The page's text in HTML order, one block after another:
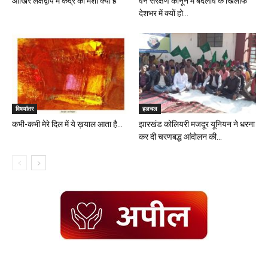
देशभर में क्यों हो...
विषयांतर
कभी-कभी मेरे दिल में ये ख़याल आता है…
हलचल
झारखंड कोलियरी मजदूर यूनियन ने धरना
कर दी चरणबद्ध आंदोलन की...